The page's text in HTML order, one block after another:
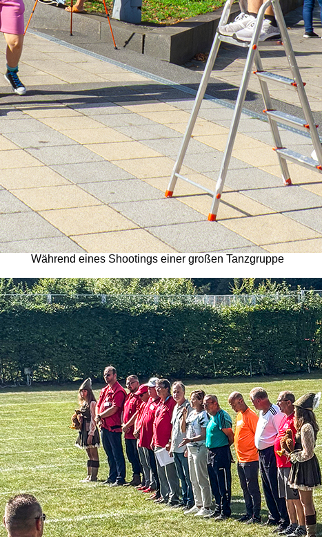
Während eines Shootings einer großen Tanzgruppe